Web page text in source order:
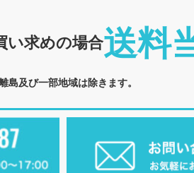
い求めの場合送料
島及び一部地域は除きます。